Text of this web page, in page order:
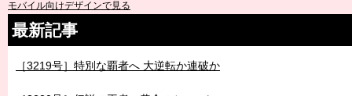
モバイル向けデザインで見る
最新記事